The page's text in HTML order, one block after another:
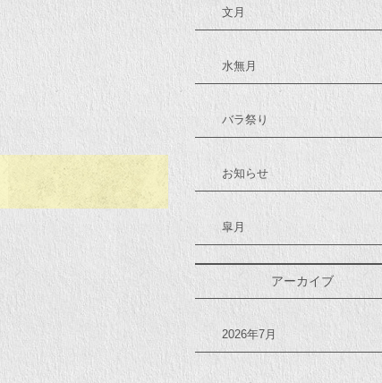
文月
水無月
バラ祭り
お知らせ
皐月
アーカイブ
2026年7月